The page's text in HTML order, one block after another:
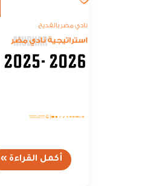
أكمل القراءة »